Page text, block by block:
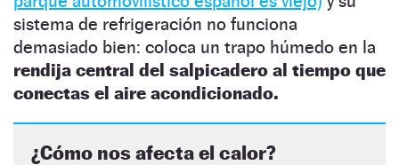
sistema de refrigeración no funciona
demasiado bien: coloca un trapo húmedo en la
rendija central del salpicadero al tiempo que
conectas el aire acondicionado.
¿Cómo nos afecta el calor?